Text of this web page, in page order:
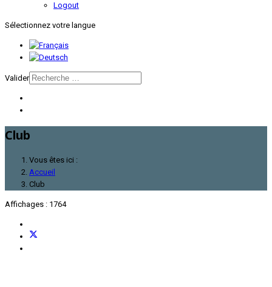
Logout
Sélectionnez votre langue
Valider
Club
Vous êtes ici :
Accueil
Club
Affichages : 1764